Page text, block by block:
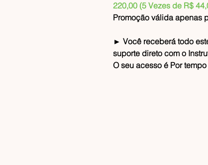
220,00 (5 Vezes de R$
Promoção válida apenas
► Você receberá todo
suporte direto com o
O seu acesso é Por